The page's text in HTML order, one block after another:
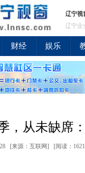
辽宁视
辽宁企
财经 娱乐
，从未缺席
[来源：互联网] [阅读：1621